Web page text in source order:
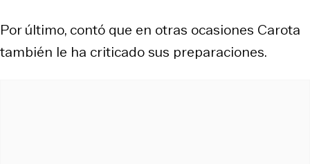
Por último, contó que en otras ocasiones Carota
también le ha criticado sus preparaciones.